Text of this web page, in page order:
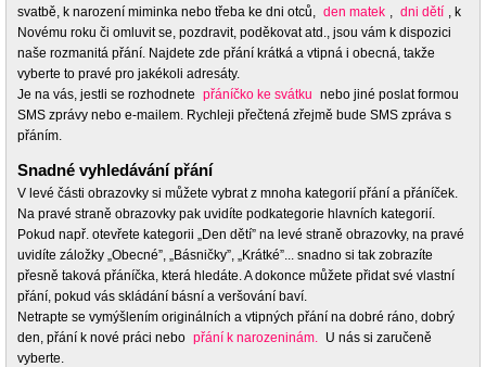
svatbě, k narození miminka nebo třeba ke dni otců, den matek , dni dětí , k
Novému roku či omluvit se, pozdravit, poděkovat atd., jsou vám k dispozici
naše rozmanitá přání. Najdete zde přání krátká a vtipná i obecná, takže
vyberte to pravé pro jakékoli adresáty.
Je na vás, jestli se rozhodnete přáníčko ke svátku nebo jiné poslat formou
SMS zprávy nebo e-mailem. Rychleji přečtená zřejmě bude SMS zpráva s
přáním.
Snadné vyhledávání přání
V levé části obrazovky si můžete vybrat z mnoha kategorií přání a přáníček.
Na pravé straně obrazovky pak uvidíte podkategorie hlavních kategorií.
Pokud např. otevřete kategorii „Den dětí” na levé straně obrazovky, na pravé
uvidíte záložky „Obecné”, „Básničky”, „Krátké”... snadno si tak zobrazíte
přesně taková přáníčka, která hledáte. A dokonce můžete přidat své vlastní
přání, pokud vás skládání básní a veršování baví.
Netrapte se vymýšlením originálních a vtipných přání na dobré ráno, dobrý
den, přání k nové práci nebo přání k narozeninám. U nás si zaručeně
vyberte.